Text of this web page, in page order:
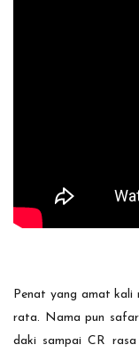
Penat yang amat
rata. Nama pun
daki sampai CR